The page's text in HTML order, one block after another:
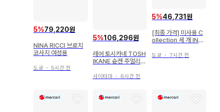
5%79,220원
NINA RICCI 브로치
코사지 여성용
도쿄 ・ 5시간 전
5%106,296원
레어 토시카네 TOSH
IKANE 슌켄 주얼리
키
사이타마・ 6시간 전
5%46,731원
[최종 가격] 미사용 C
ollection 세 개 INU
박스 포함
도쿄 ・ 7시간 전